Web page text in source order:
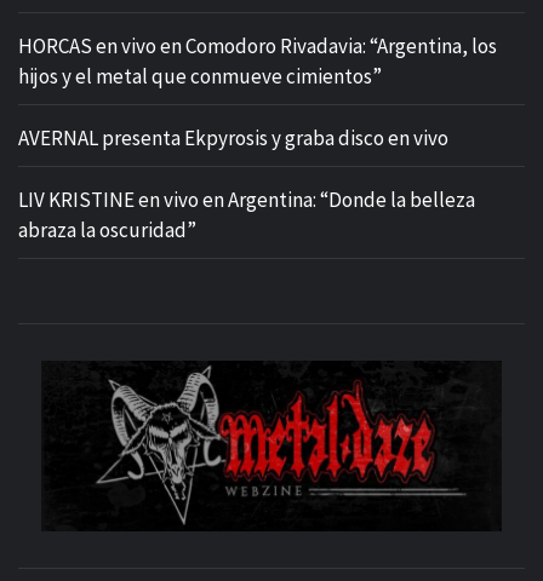
HORCAS en vivo en Comodoro Rivadavia: “Argentina, los
hijos y el metal que conmueve cimientos”
AVERNAL presenta Ekpyrosis y graba disco en vivo
LIV KRISTINE en vivo en Argentina: “Donde la belleza
abraza la oscuridad”